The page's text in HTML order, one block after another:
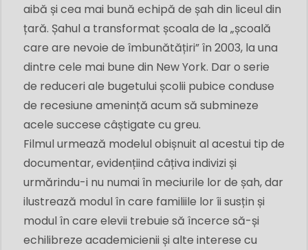
aibă și cea mai bună echipă de șah din liceul din
țară. Șahul a transformat școala de la „școală
care are nevoie de îmbunătățiri” în 2003, la una
dintre cele mai bune din New York. Dar o serie
de reduceri ale bugetului școlii pubice conduse
de recesiune amenință acum să submineze
acele succese câștigate cu greu.
Filmul urmează modelul obișnuit al acestui tip de
documentar, evidențiind câțiva indivizi și
urmărindu-i nu numai în meciurile lor de șah, dar
ilustrează modul în care familiile lor îi susțin și
modul în care elevii trebuie să încerce să-și
echilibreze academicienii și alte interese cu